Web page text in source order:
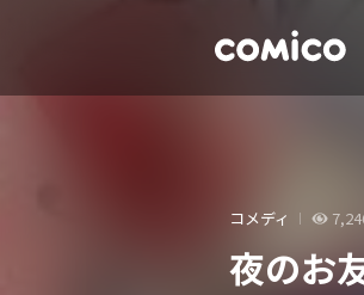
コメディ
夜のお